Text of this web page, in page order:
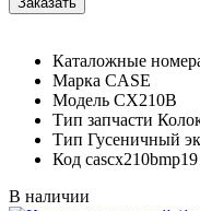
Каталожные
Марка CASE
Модель CX210B
Тип запчасти
Тип Гусеничный
Код cascx210bmp19
В наличии